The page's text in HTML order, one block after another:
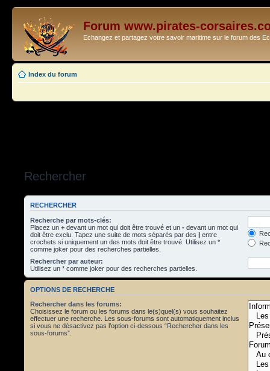
Forum www.pirates-
Echangez et partagez votre savoir maritime sur le forum des
Index du forum
Rechercher
RECHERCHER
Recherche par mots-clés:
Placez un + devant un mot qui doit être trouvé et un - devant un mot qui
doit être exclu. Tapez une suite de mots séparés par des | entre
crochets si uniquement un des mots doit être trouvé. Utilisez un *
comme joker pour des recherches partielles.
Rechercher par auteur:
Utilisez un * comme joker pour des recherches partielles.
OPTIONS DE RECHERCHE
Rechercher dans les forums:
Choisissez le forum ou les forums dans le(s)quel(s) vous souhaitez
effectuer une recherche. Les sous-forums sont automatiquement inclus
si vous ne désactivez pas l’option ci-dessous “Rechercher dans les
sous-forums”.